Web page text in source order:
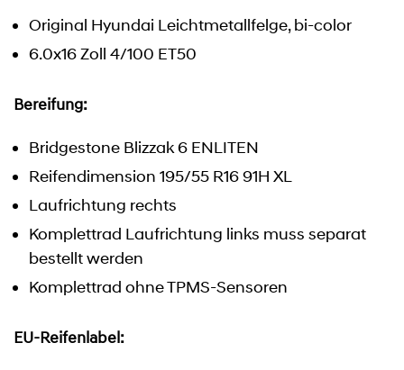
Original Hyundai Leichtmetallfelge, bi-color
6.0x16 Zoll 4/100 ET50
Bereifung:
Bridgestone Blizzak 6 ENLITEN
Reifendimension 195/55 R16 91H XL
Laufrichtung rechts
Komplettrad Laufrichtung links muss separat
bestellt werden
Komplettrad ohne TPMS-Sensoren
EU-Reifenlabel: